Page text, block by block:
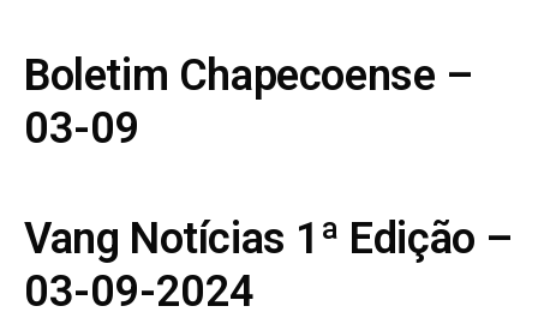
Boletim Chapecoense –
03-09
Vang Notícias 1ª Edição –
03-09-2024